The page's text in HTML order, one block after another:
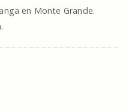
en Monte Grande.